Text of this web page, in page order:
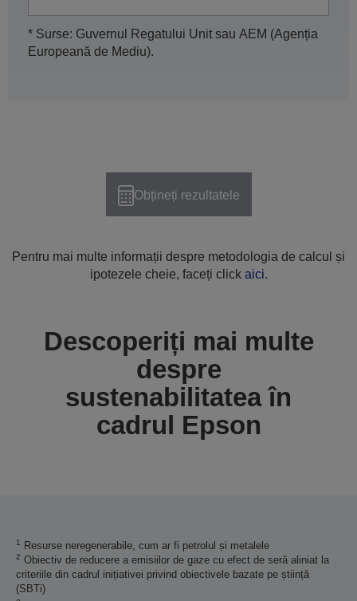
* Surse: Guvernul Regatului Unit sau AEM (Agenția
Europeană de Mediu).
Obțineți rezultatele
Pentru mai multe informații despre metodologia de calcul și
ipotezele cheie, faceți click aici.
Descoperiți mai multe
despre
sustenabilitatea în
cadrul Epson
1 Resurse neregenerabile, cum ar fi petrolul și metalele
2 Obiectiv de reducere a emisiilor de gaze cu efect de seră aliniat la
criteriile din cadrul inițiativei privind obiectivele bazate pe știință
(SBTi)